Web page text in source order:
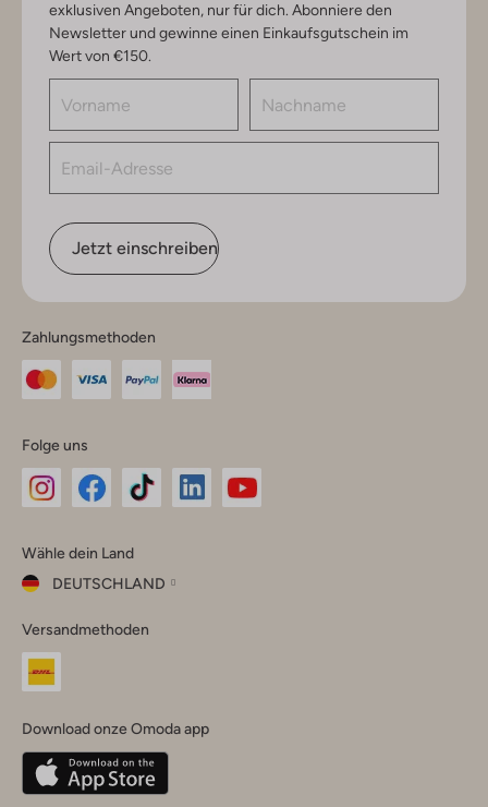
exklusiven Angeboten, nur für dich. Abonniere den
Newsletter und gewinne einen Einkaufsgutschein im
Wert von €150.
Jetzt einschreiben
Zahlungsmethoden
Folge uns
Instagram
Facebook
TikTok
Wähle dein Land
DEUTSCHLAND
dein
Land
Belgique(Français)
Deutschland
Versandmethoden
Download onze Omoda app